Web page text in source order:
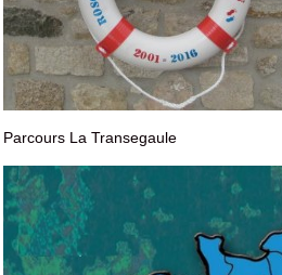
Parcours La Transegaule